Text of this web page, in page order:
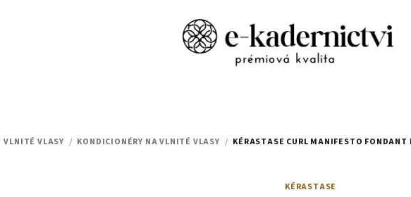
VLNITÉ VLASY / KONDICIONÉRY NA VLNITÉ VLASY / KÉRASTASE CURL MANIFESTO
KÉRASTASE